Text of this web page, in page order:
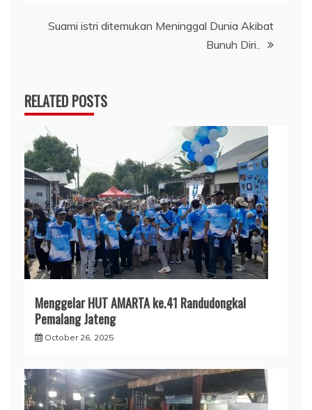
Suami istri ditemukan Meninggal Dunia Akibat
Bunuh Diri..
RELATED POSTS
Menggelar HUT AMARTA ke.41 Randudongkal
Pemalang Jateng
October 26, 2025